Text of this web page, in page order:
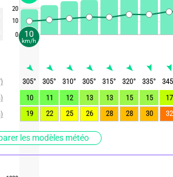
les modèles météo
20
10
0
305° 305° 310° 305° 315° 320° 335°
345
10
11 12 13 13 15 15
17
19
22 25 26 28 28 30 32
10
km/h